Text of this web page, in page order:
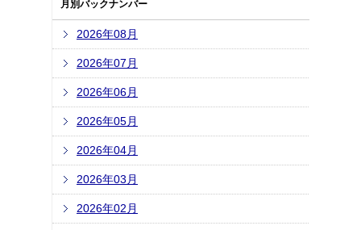
月別バックナンバー
2026年08月
2026年07月
2026年06月
2026年05月
2026年04月
2026年03月
2026年02月